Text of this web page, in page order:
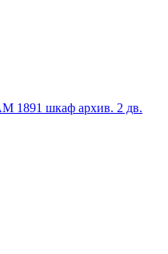
1891 шкаф архив. 2 дв.